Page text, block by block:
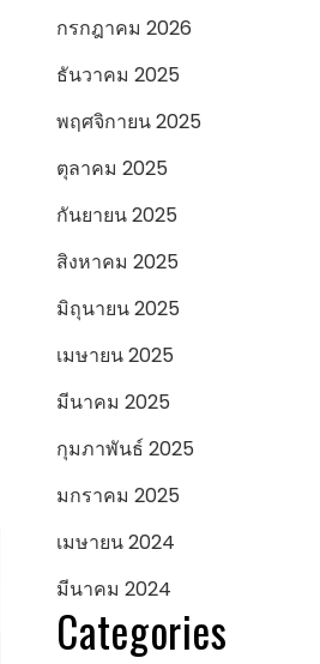
กรกฎาคม 2026
ธันวาคม 2025
พฤศจิกายน 2025
ตุลาคม 2025
กันยายน 2025
สิงหาคม 2025
มิถุนายน 2025
เมษายน 2025
มีนาคม 2025
กุมภาพันธ์ 2025
มกราคม 2025
เมษายน 2024
มีนาคม 2024
Categories